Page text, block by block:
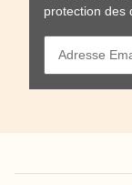
protection des